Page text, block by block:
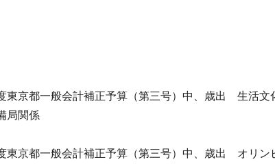
京都一般会計補正予算（第三号）中、歳出 生活文
局関係
京都一般会計補正予算（第三号）中、歳出 オリン